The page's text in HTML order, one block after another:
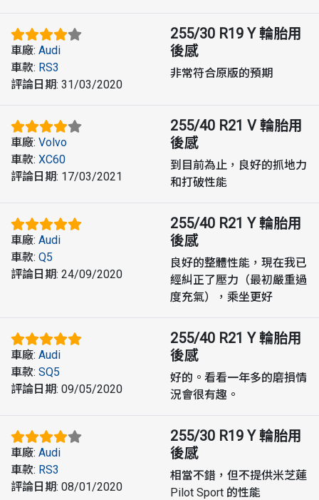
車廠: Audi
車款: RS3
評論日期: 31/03/2020
255/30 R19 Y 輪胎用
後感
非常符合原版的預期
車廠: Volvo
車款: XC60
評論日期: 17/03/2021
255/40 R21 V 輪胎用
後感
到目前為止，良好的抓地力
和打破性能
車廠: Audi
車款: Q5
評論日期: 24/09/2020
255/40 R21 Y 輪胎用
後感
良好的整體性能，現在我已
經糾正了壓力（最初嚴重過
度充氣），乘坐更好
車廠: Audi
車款: SQ5
評論日期: 09/05/2020
255/40 R21 Y 輪胎用
後感
好的。看看一年多的磨損情
況會很有趣。
車廠: Audi
車款: RS3
評論日期: 08/01/2020
255/30 R19 Y 輪胎用
後感
相當不錯，但不提供米芝蓮
Pilot Sport 的性能